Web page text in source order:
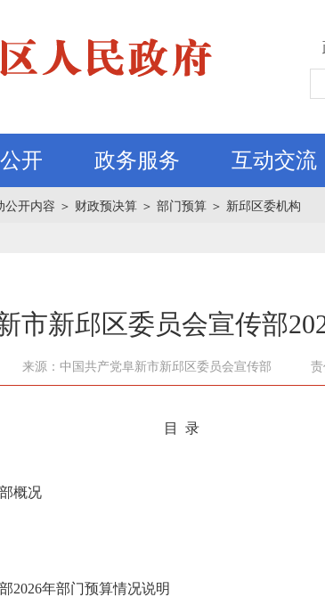
开 政务服务 互动交流
公开内容 ＞ 财政预决算 ＞ 部门预算 ＞ 新邱区委机构
市新邱区委员会宣传部
来源：中国共产党阜新市新邱区委员会宣传部
目 录
概况
2026年部门预算情况说明